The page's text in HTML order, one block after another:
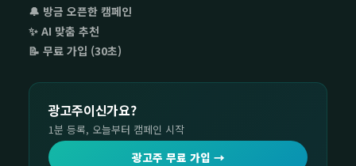
🔔 방금 오픈한 캠페인
✨ AI 맞춤 추천
📝 무료 가입 (30초)
광고주이신가요?
1분 등록, 오늘부터 캠페인 시작
광고주 무료 가입 →